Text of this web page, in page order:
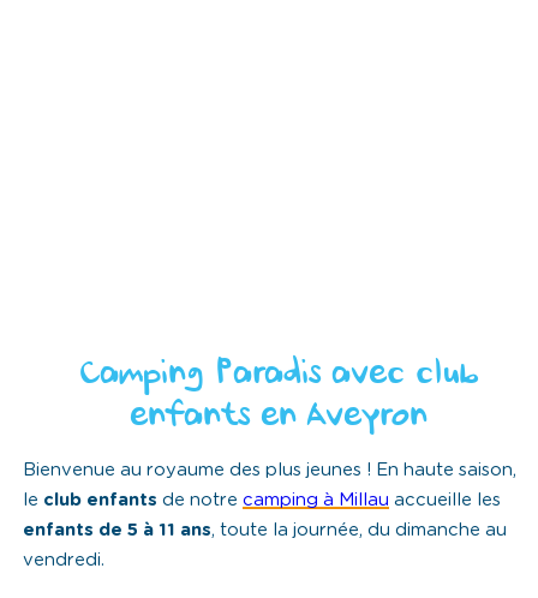
Camping Paradis avec club
enfants en Aveyron
Bienvenue au royaume des plus jeunes ! En haute saison,
le club enfants de notrecamping à Millau accueille les
enfants de 5 à 11 ans, toute la journée, du dimanche au
vendredi.